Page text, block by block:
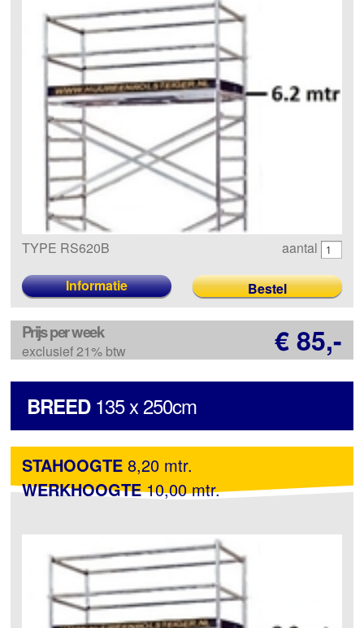
TYPE RS620B aantal
Informatie
Prijs per week
exclusief 21% btw € 85,-
BREED135 x 250cm
STAHOOGTE8,20 mtr.
WERKHOOGTE10,00 mtr.